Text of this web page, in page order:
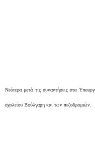
Νεότερα μετά τις συναντήσεις στα
σχολείου Βούλγαρη και των πεζοδρομιών